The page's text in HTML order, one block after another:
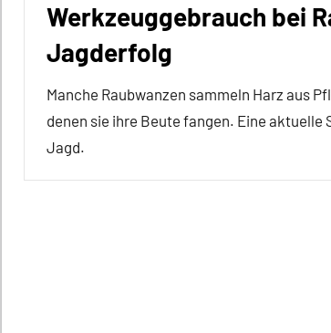
Werkzeuggebrauch bei
Jagderfolg
Manche Raubwanzen sammeln Harz aus
denen sie ihre Beute fangen. Eine
Jagd.